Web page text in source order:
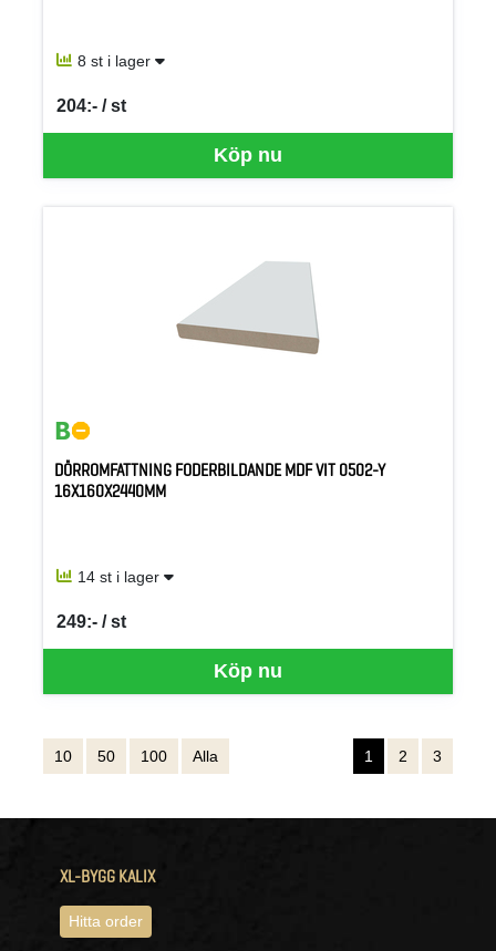
8 st i lager
Köp nu
204:- / st
SEK per ST
DÖRROMFATTNING FODERBILDANDE MDF VIT 0502-Y
16X160X2440MM
14 st i lager
Köp nu
249:- / st
SEK per ST
10 50 100 Alla 1 2 3
XL-BYGG KALIX
Hitta order